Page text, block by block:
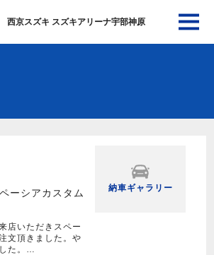
西京スズキ スズキアリーナ宇部神原
ーシアカスタム
店いただきスペー
文頂きました。や
た。…
納車ギャラリー